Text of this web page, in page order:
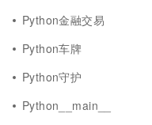
Python金融交易
Python车牌
Python守护
Python__main__